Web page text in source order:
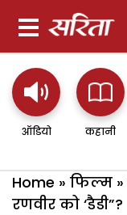
ऑडियो कहानी
Home » फिल्म »
रणवीर को ‘डैडी”?